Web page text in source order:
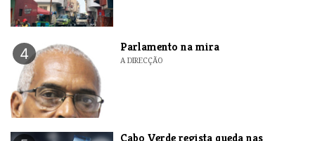
4 Parlamento na mira
A DIRECÇÃO
Cabo Verde regista queda nas